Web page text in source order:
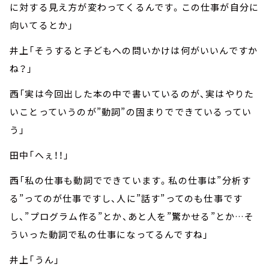
に対する見え方が変わってくるんです。この仕事が自分に
向いてるとか」
井上「そうすると子どもへの問いかけは何がいいんですか
ね？」
西「実は今回出した本の中で書いているのが、実はやりた
いことっていうのが”動詞”の固まりでできているってい
う」
田中「へぇ！！」
西「私の仕事も動詞でできています。私の仕事は”分析す
る”ってのが仕事ですし、人に”話す”ってのも仕事です
し、”プログラム作る”とか、あと人を”驚かせる”とか…そ
ういった動詞で私の仕事になってるんですね」
井上「うん」